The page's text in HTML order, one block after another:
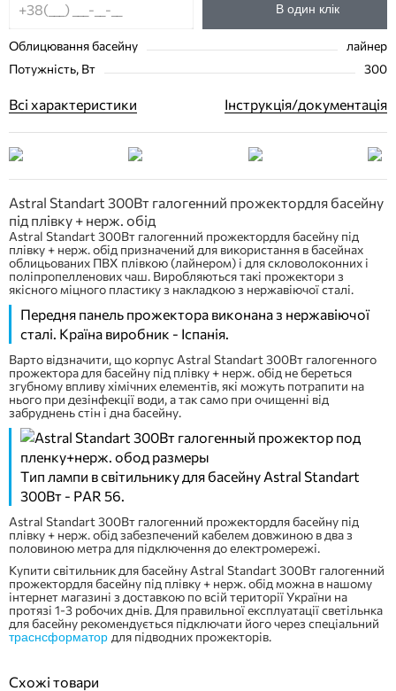
В один клік
Облицювання басейну
лайнер
Потужність, Вт
300
Всі характеристики Інструкція/документація
Astral Standart 300Вт галогенний прожектордля басейну
під плівку + нерж. обід
Astral Standart 300Вт галогенний прожектордля басейну під
плівку + нерж. обід призначений для використання в басейнах
облицьованих ПВХ плівкою (лайнером) і для скловолоконних і
поліпропелленових чаш. Виробляються такі прожектори з
якісного міцного пластику з накладкою з нержавіючої сталі.
Передня панель прожектора виконана з нержавіючої
сталі. Країна виробник - Іспанія.
Варто відзначити, що корпус Astral Standart 300Вт галогенного
прожектора для басейну під плівку + нерж. обід не береться
згубному впливу хімічних елементів, які можуть потрапити на
нього при дезінфекції води, а так само при очищенні від
забруднень стін і дна басейну.
Тип лампи в світильнику для басейну Astral Standart
300Вт - PAR 56.
Astral Standart 300Вт галогенний прожектордля басейну під
плівку + нерж. обід забезпечений кабелем довжиною в два з
половиною метра для підключення до електромережі.
Купити світильник для басейну Astral Standart 300Вт галогенний
прожектордля басейну під плівку + нерж. обід можна в нашому
інтернет магазині з доставкою по всій території України на
протязі 1-3 робочих днів. Для правильної експлуатації светільнка
для басейну рекомендується підключати його через спеціальний
траснсформатор для підводних прожекторів.
Схожі товари